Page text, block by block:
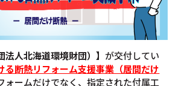
法人北海道環境財団）】 が交付してい
る断熱リフォーム支援事業（居間だけ
ォームだけでなく、指定された付属工